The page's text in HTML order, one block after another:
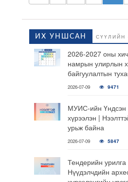
ИХ УНШСАН СҮҮЛИЙН
2026-2027 оны
намрын улирлын
байгуулалтын
2026-07-09 9471
МУИС-ийн Үндсэн
хүрээлэн |
урьж байна
2026-07-09 5847
Тендерийн
Нүүдэлчдийн